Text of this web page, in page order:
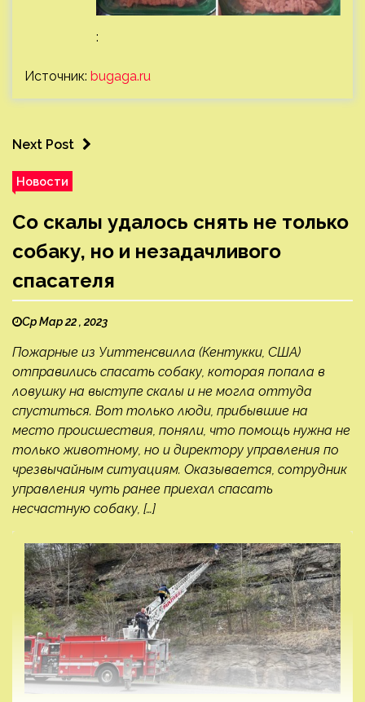
:
Источник: bugaga.ru
Next Post
Новости
Со скалы удалось снять не только
собаку, но и незадачливого
спасателя
Ср Мар 22 , 2023
Пожарные из Уиттенсвилла (Кентукки, США)
отправились спасать собаку, которая попала в
ловушку на выступе скалы и не могла оттуда
спуститься. Вот только люди, прибывшие на
место происшествия, поняли, что помощь нужна не
только животному, но и директору управления по
чрезвычайным ситуациям. Оказывается, сотрудник
управления чуть ранее приехал спасать
несчастную собаку, […]